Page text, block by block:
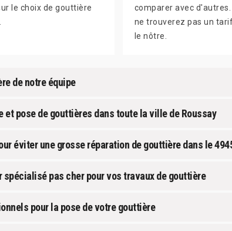
le choix de gouttière
comparer avec
ne trouverez pas un
le nôtre.
de notre équipe
et pose de gouttières dans toute la ville de Roussay
éviter une grosse réparation de gouttière dans le
spécialisé pas cher pour vos travaux de gouttière
pour la pose de votre gouttière